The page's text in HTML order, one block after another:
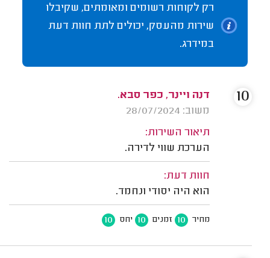
רק לקוחות רשומים ומאומתים, שקיבלו
שירות מהעסק, יכולים לתת חוות דעת
במידרג.
דנה ויינר, כפר סבא.
משוב: 28/07/2024
תיאור השירות:
הערכת שווי לדירה.
חוות דעת:
הוא היה יסודי ונחמד.
מחיר 10 זמנים 10 יחס 10
10